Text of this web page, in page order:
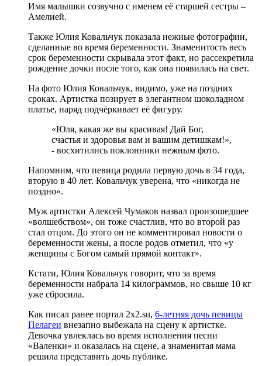
Имя малышки созвучно с именем её старшей сестры –
Амелией.
Также Юлия Ковальчук показала нежные фотографии,
сделанные во время беременности. Знаменитость весь
срок беременности скрывала этот факт, но рассекретила
рождение дочки после того, как она появилась на свет.
На фото Юлия Ковальчук, видимо, уже на поздних
сроках. Артистка позирует в элегантном шоколадном
платье, наряд подчёркивает её фигуру.
«Юля, какая же вы красивая! Дай Бог,
счастья и здоровья вам и вашим детишкам!»,
- восхитились поклонники нежным фото.
Напомним, что певица родила первую дочь в 34 года,
вторую в 40 лет. Ковальчук уверена, что «никогда не
поздно».
Муж артистки Алексей Чумаков назвал произошедшее
«волшебством», он тоже счастлив, что во второй раз
стал отцом. До этого он не комментировал новости о
беременности жены, а после родов отметил, что «у
женщины с Богом самый прямой контакт».
Кстати, Юлия Ковальчук говорит, что за время
беременности набрала 14 килограммов, но свыше 10 кг
уже сбросила.
Как писал ранее портал 2х2.su, 6-летняя дочь певицы
Пелагеи внезапно выбежала на сцену к артистке.
Девочка увлеклась во время исполнения песни
«Валенки» и оказалась на сцене, а знаменитая мама
решила представить дочь публике.